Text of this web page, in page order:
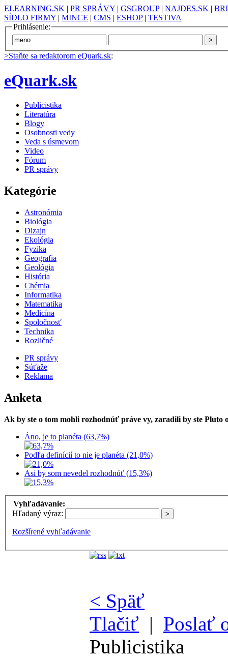
ELEARNING.SK | PR SPRÁVY | GSGROUP| NAJDES.SK |
SÍDLO FIRMY | MINCE | CMS | ESHOP| TESTIVA
Prihlásenie:
>Staňte sa redaktorom eQuark.sk:
eQuark.sk
Publicistika
Literatúra
Blogy
Osobnosti vedy
Veda s úsmevom
Video
Fórum
PR správy
Kategórie
Astronómia
Biológia
Dizajn
Ekológia
Fyzika
Geografia
Geológia
História
Chémia
Informatika
Matematika
Medicína
Spoločnosť
Technika
Rozličné
PR správy
Súťaže
Reklama
Anketa
Ak by ste o tom mohli rozhodnúť práve vy, zaradili by ste Pluto
Áno, je to planéta (63,7%)
Podľa definícií to nie je planéta (21,0%)
Asi by som nevedel rozhodnúť (15,3%)
Vyhľadávanie:
Hľadaný výraz:
Rozšírené vyhľadávanie
< Späť
Tlačiť | Poslať
Publicistika